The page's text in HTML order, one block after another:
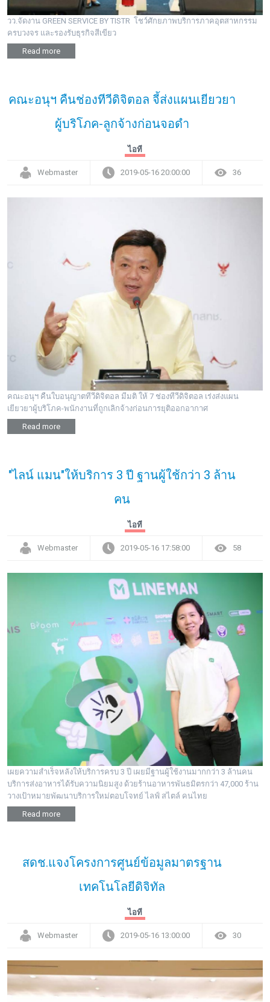
วว.จัดงาน GREEN SERVICE BY TISTR โชว์ศักยภาพบริการภาคอุตสาหกรรม
ครบวงจร และรองรับธุรกิจสีเขียว
Read more
คณะอนุฯ คืนช่องทีวีดิจิตอล จี้ส่งแผนเยียวยา
ผู้บริโภค-ลูกจ้างก่อนจอดำ
ไอที
Webmaster 2019-05-16 20:00:00 36
คณะอนุฯ คืนใบอนุญาตทีวีดิจิตอล มีมติ ให้ 7 ช่องทีวีดิจิตอล เร่งส่งแผน
เยียวยาผู้บริโภค-พนักงานที่ถูกเลิกจ้างก่อนการยุติออกอากาศ
Read more
"ไลน์ แมน"ให้บริการ 3 ปี ฐานผู้ใช้กว่า 3 ล้าน
คน
ไอที
Webmaster 2019-05-16 17:58:00 58
เผยความสำเร็จหลังให้บริการครบ 3 ปี เผยมีฐานผู้ใช้งานมากกว่า 3 ล้านคน
บริการส่งอาหารได้รับความนิยมสูง ด้วยร้านอาหารพันธมิตรกว่า 47,000 ร้าน
วางเป้าหมายพัฒนาบริการใหม่ตอบโจทย์ ไลฟ์ สไตล์ คนไทย
Read more
สดช.แจงโครงการศูนย์ข้อมูลมาตรฐาน
เทคโนโลยีดิจิทัล
ไอที
Webmaster 2019-05-16 13:00:00 30